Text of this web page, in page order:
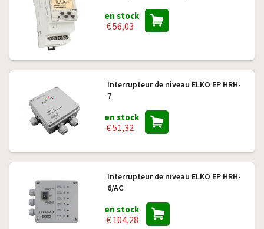
en stock
€ 56,03
Interrupteur de niveau ELKO EP HRH-
7
en stock
€ 51,32
Interrupteur de niveau ELKO EP HRH-
6/AC
en stock
€ 104,28